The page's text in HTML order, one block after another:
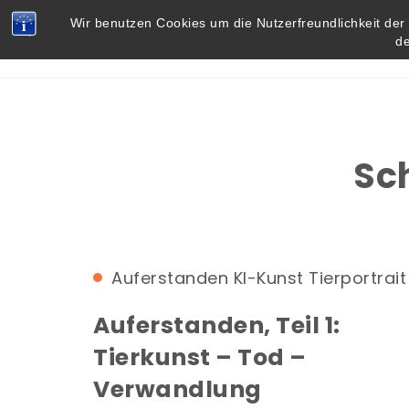
Wir benutzen Cookies um die Nutzerfreundlichkeit
Skip to content Vielbegabt.de
Auferstanden KI-Kunst Tierportrait
Auferstanden, Teil 1:
Tierkunst – Tod –
Verwandlung